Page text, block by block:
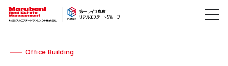
Office Building